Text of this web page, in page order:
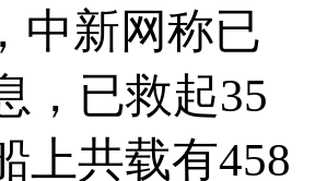
中新网称已
已救起35
上共载有458